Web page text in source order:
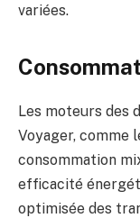
variées.
Les moteurs des
Voyager, comme
consommation
efficacité
optimisée des